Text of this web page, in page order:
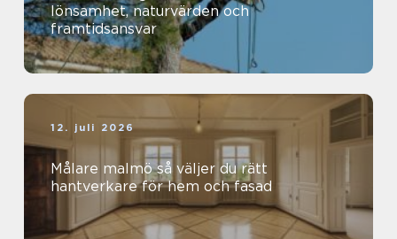
lönsamhet, naturvärden och
framtidsansvar
12. juli 2026
Målare malmö så väljer du rätt
hantverkare för hem och fasad